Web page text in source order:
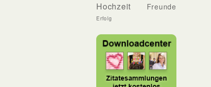
Hochzeit Freunde
Erfolg